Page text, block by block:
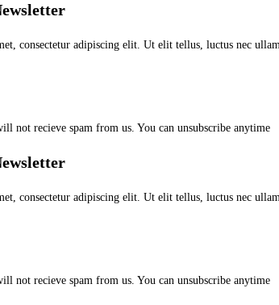
consectetur adipiscing elit. Ut elit tellus, luctus nec
not recieve spam from us. You can unsubscribe anytime
consectetur adipiscing elit. Ut elit tellus, luctus nec
not recieve spam from us. You can unsubscribe anytime